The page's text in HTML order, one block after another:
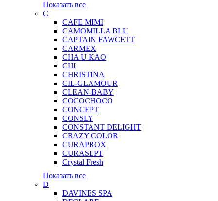
Показать все
C
CAFE MIMI
CAMOMILLA BLU
CAPTAIN FAWCETT
CARMEX
CHA U KAO
CHI
CHRISTINA
CIL-GLAMOUR
CLEAN-BABY
COCOCHOCO
CONCEPT
CONSLY
CONSTANT DELIGHT
CRAZY COLOR
CURAPROX
CURASEPT
Crystal Fresh
Показать все
D
DAVINES SPA